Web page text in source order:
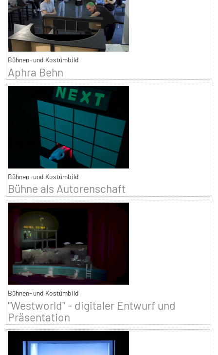
Bühnen- und Kostümbild
Aphra Behn
Bühnen- und Kostümbild
Bühne als Autorenschaft
Bühnen- und Kostümbild
"Westworld" - digitaler Entwurf und
Präsentation